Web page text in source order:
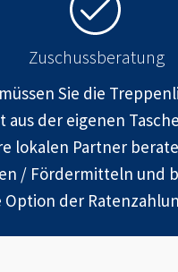
Zuschussberatung
Sie die
aus der eigenen
lokalen Partner
/ Fördermitteln und
Option der